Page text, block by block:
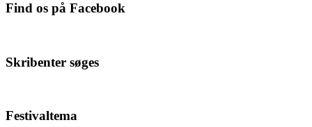
Find os på Facebook
Skribenter søges
Festivaltema